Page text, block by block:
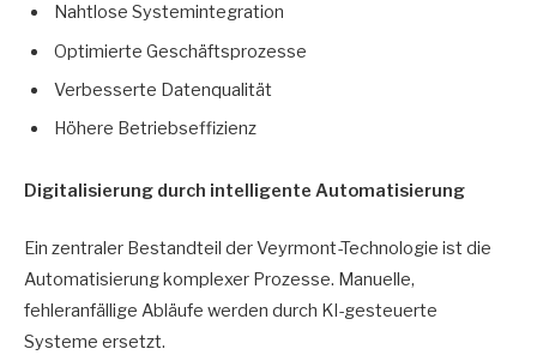
Nahtlose Systemintegration
Optimierte Geschäftsprozesse
Verbesserte Datenqualität
Höhere Betriebseffizienz
Digitalisierung durch intelligente Automatisierung
Ein zentraler Bestandteil der Veyrmont-Technologie ist die
Automatisierung komplexer Prozesse. Manuelle,
fehleranfällige Abläufe werden durch KI-gesteuerte
Systeme ersetzt.